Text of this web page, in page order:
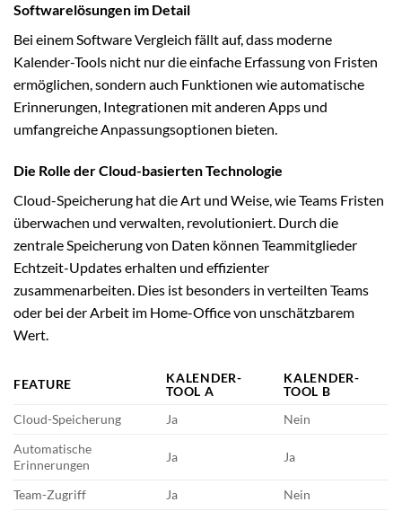
Softwarelösungen im Detail
Bei einem Software Vergleich fällt auf, dass moderne
Kalender-Tools nicht nur die einfache Erfassung von Fristen
ermöglichen, sondern auch Funktionen wie automatische
Erinnerungen, Integrationen mit anderen Apps und
umfangreiche Anpassungsoptionen bieten.
Die Rolle der Cloud-basierten Technologie
Cloud-Speicherung hat die Art und Weise, wie Teams Fristen
überwachen und verwalten, revolutioniert. Durch die
zentrale Speicherung von Daten können Teammitglieder
Echtzeit-Updates erhalten und effizienter
zusammenarbeiten. Dies ist besonders in verteilten Teams
oder bei der Arbeit im Home-Office von unschätzbarem
Wert.
FEATURE
KALENDER-
TOOL A
KALENDER-
TOOL B
Cloud-Speicherung
Ja
Nein
Automatische
Erinnerungen
Ja Ja
Team-Zugriff Ja Nein